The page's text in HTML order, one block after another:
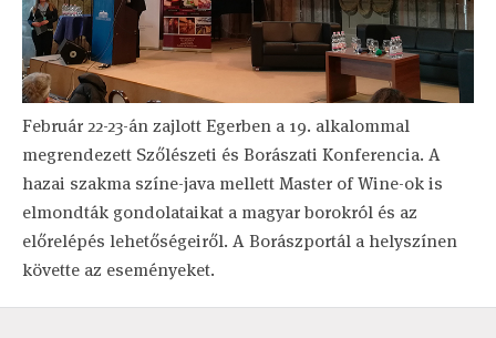
Február 22-23-án zajlott Egerben a 19. alkalommal
megrendezett Szőlészeti és Borászati Konferencia. A
hazai szakma színe-java mellett Master of Wine-ok is
elmondták gondolataikat a magyar borokról és az
előrelépés lehetőségeiről. A Borászportál a helyszínen
követte az eseményeket.